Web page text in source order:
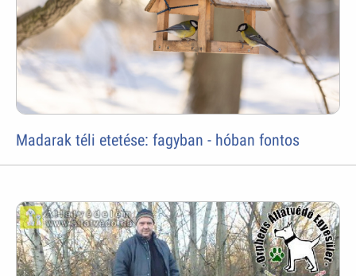
Madarak téli etetése: fagyban - hóban fontos